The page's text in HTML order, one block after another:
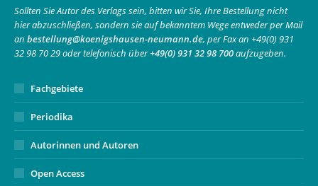
in
new
window
in
new
window
opens
in
new
window
Sollten Sie Autor des Verlags sein, bitten wir Sie, Ihre Bestellung nicht
hier abzuschließen, sondern sie auf bekanntem Wege entweder per Mail
an bestellung@koenigshausen-neumann.de, per Fax an +49(0) 931
32 98 70 29 oder telefonisch über+49(0) 931 32 98 700aufzugeben.
Fachgebiete
Periodika
Autorinnen und Autoren
Open Access